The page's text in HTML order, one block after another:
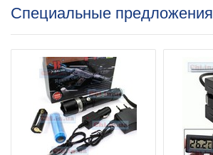
Специальные предложения